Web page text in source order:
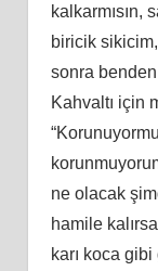
kalkarmısın,
biricik
sonra benden
Kahvaltı için
ne olacak
hamile
karı koca gibi